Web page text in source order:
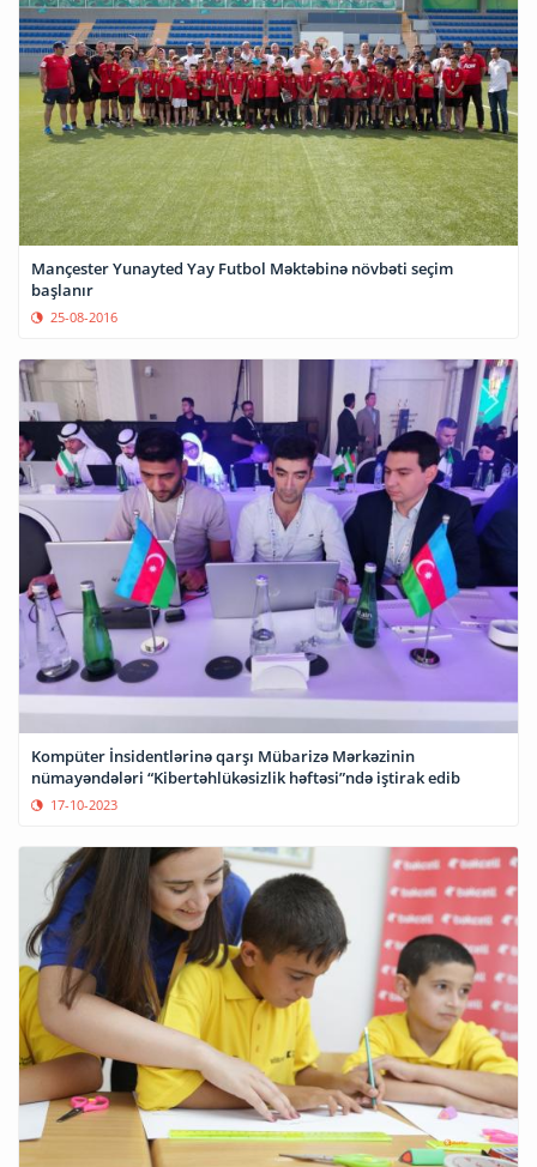
Mançester Yunayted Yay Futbol Məktəbinə növbəti seçim
başlanır
25-08-2016
Kompüter İnsidentlərinə qarşı Mübarizə Mərkəzinin
nümayəndələri “Kibertəhlükəsizlik həftəsi”ndə iştirak edib
17-10-2023